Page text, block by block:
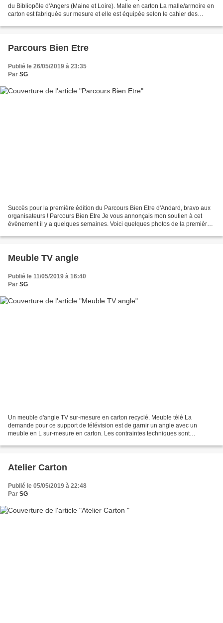
du Bibliopôle d'Angers (Maine et Loire). Malle en carton La malle/armoire en
carton est fabriquée sur mesure et elle est équipée selon le cahier des
Parcours Bien Etre
Publié le 26/05/2019 à 23:35
Par SG
Succès pour la première édition du Parcours Bien Etre d'Andard, bravo aux
organisateurs ! Parcours Bien Etre Je vous annonçais mon soutien à cet
évènement il y a quelques semaines. Voici quelques photos de la première
Meuble TV angle
Publié le 11/05/2019 à 16:40
Par SG
Un meuble d'angle TV sur-mesure en carton recyclé. Meuble télé La
demande pour ce support de télévision est de garnir un angle avec un
meuble en L sur-mesure en carton. Les contraintes techniques sont
Atelier Carton
Publié le 05/05/2019 à 22:48
Par SG